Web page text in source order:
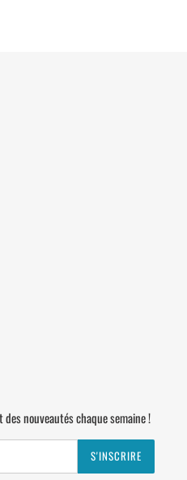
nouveautés chaque semaine !
S'INSCRIRE